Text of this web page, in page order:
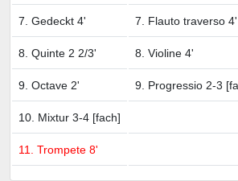
7. Gedeckt 4' 7. Flauto traverso 4'
8. Quinte 2 2/3' 8. Violine 4'
9. Octave 2' 9. Progressio 2-3
10. Mixtur 3-4 [fach]
11. Trompete 8'